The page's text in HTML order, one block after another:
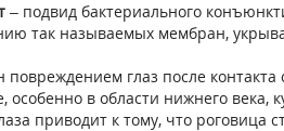
– подвид бактериального
так называемых мембран,
глаз после
особенно в области нижнего
приводит к тому, что роговица